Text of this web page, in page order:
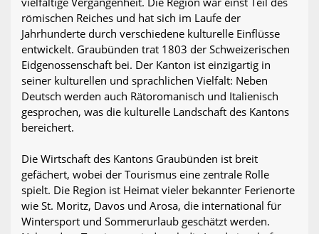
römischen Reiches und hat sich im Laufe der
Jahrhunderte durch verschiedene kulturelle Einflüsse
entwickelt. Graubünden trat 1803 der Schweizerischen
Eidgenossenschaft bei. Der Kanton ist einzigartig in
seiner kulturellen und sprachlichen Vielfalt: Neben
Deutsch werden auch Rätoromanisch und Italienisch
gesprochen, was die kulturelle Landschaft des Kantons
bereichert.
Die Wirtschaft des Kantons Graubünden ist breit
gefächert, wobei der Tourismus eine zentrale Rolle
spielt. Die Region ist Heimat vieler bekannter Ferienorte
wie St. Moritz, Davos und Arosa, die international für
Wintersport und Sommerurlaub geschätzt werden.